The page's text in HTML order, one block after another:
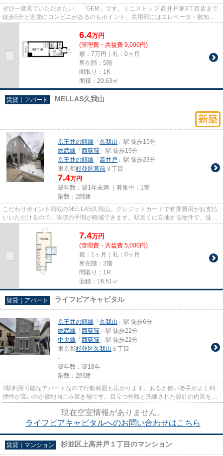
ぜひ一度見ていただきたい、「GEM」です。ミニストップ 高井戸東3丁目店まで
徒歩5分と近場にコンビニがあるのもポイント。共用部にはエレベータ・敷地内
6.4万円
(管理費・共益費 9,000円)
敷：7万円｜礼：0ヶ月
所在階：5階
間取り：1K
面積：20.63㎡
賃貸｜アパート MELLAS久我山
京王井の頭線 「 久我山 」駅 徒歩15分
総武線 「 西荻窪 」駅 徒歩19分
京王井の頭線 「 高井戸 」駅 徒歩23分
東京都杉並区宮前 ３丁目
7.4万円
築年数：築1年未満 ｜募集中： 1室
階数：2階建
こだわりポイント満載のMELLAS久我山。クレジットカードで初期費用がお支払
いいただけるので、決済の手間が軽減できます。駅近くに立地する物件で、徒歩
15分程でアクセスできます。行...
7.4万円
(管理費・共益費 5,000円)
敷：1ヶ月｜礼：0ヶ月
所在階：2階
間取り：1R
面積：16.51㎡
賃貸｜アパート ライフピアキャピタル
京王井の頭線 「 久我山 」駅 徒歩6分
総武線 「 西荻窪 」駅 徒歩22分
中央線 「 西荻窪 」駅 徒歩22分
東京都杉並区久我山 ５丁目
-
築年数：築18年
階数：2階建
2駅利用可能なアパートなので行動範囲も広がります。あると使い勝手がよく利
便性が高いのが敷地内ごみ置き場です。目立つ外観と洗練された設計の内装を持
現在空室情報がありません。
ライフピアキャピタルへのお問い合わせはこちら
賃貸｜マンション 杉並区上高井戸１丁目のマンション